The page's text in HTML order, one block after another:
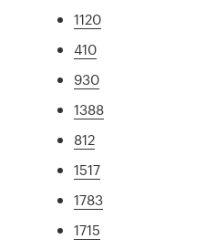
1120
410
930
1388
812
1517
1783
1715